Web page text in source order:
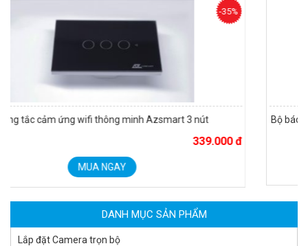
3 nút
Bộ báo động không dây GSM sim điện thoại ( bàn
2.650.000 đ
DANH MỤC SẢN PHẨM
Lắp đặt Camera trọn bộ
MUA NGAY